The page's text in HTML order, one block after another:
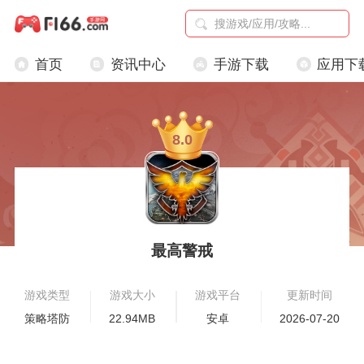
首页 资讯中心 手游下载 应用下
最高警戒
8.0
游戏类型
策略塔防
游戏大小
22.94MB
游戏平台
安卓
更新时间
2026-07-20